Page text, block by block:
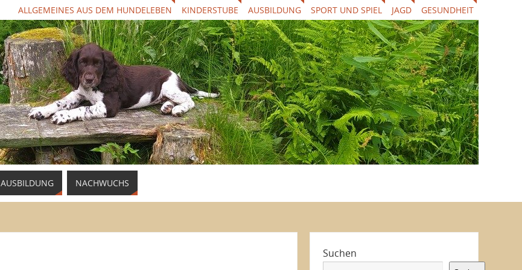
ALLGEMEINES AUS DEM HUNDELEBEN KINDERSTUBE AUSBILDUNG SPORT UND SPIEL JAGD GESUNDHEIT
AUSBILDUNG NACHWUCHS
Suchen